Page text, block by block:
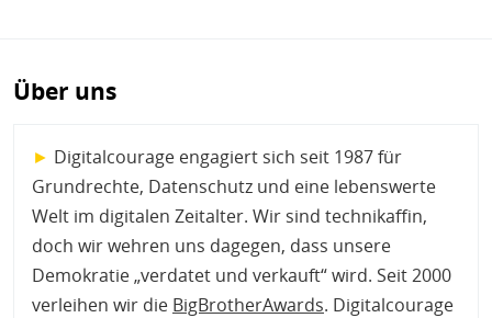
Über uns
► Digitalcourage engagiert sich seit 1987 für
Grundrechte, Datenschutz und eine lebenswerte
Welt im digitalen Zeitalter. Wir sind technikaffin,
doch wir wehren uns dagegen, dass unsere
Demokratie „verdatet und verkauft“ wird. Seit 2000
verleihen wir die BigBrotherAwards. Digitalcourage